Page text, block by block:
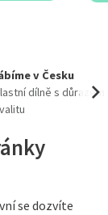
v Česku
dílně s důrazem
se dozvíte